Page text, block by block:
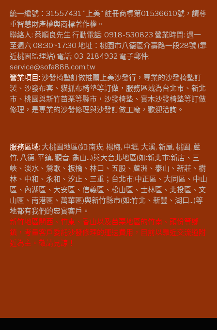
統一編號：31557431 "上美" 註冊商標第01536610號，請尊
重智慧財產權與商標著作權。
聯絡人: 蔡順良先生 行動電話: 0918-530823 營業時間: 週一
至週六 08:30~17:30 地址：桃園市八德區介壽路一段28號 (靠
近桃園監理站) 電話: 03-2184932 電子郵件:
service@sofa888.com.tw
營業項目: 沙發椅墊訂做推薦上美沙發行，專業的沙發椅墊訂
製、沙發布套、貓抓布椅墊等訂做，服務區域為台北市、新北
市、桃園與新竹苗栗等縣市，沙發椅墊、實木沙發椅墊等訂做
修理，是專業的沙發修理與沙發訂做工廠，歡迎洽詢。
服務區域: 大桃園地區(如:南崁, 楊梅, 中壢, 大溪, 新屋, 桃園, 蘆
竹, 八德, 平鎮, 觀音, 龜山...)與大台北地區(如:新北市:新店、三
峽、淡水、鶯歌、板橋、林口、五股、蘆洲、泰山、新莊、樹
林、中和、永和、汐止、三重；台北市:中正區、大同區、中山
區、內湖區、大安區、信義區、松山區、士林區、北投區、文
山區、南港區、萬華區)與新竹縣市(如:竹北、新豐、湖口...)等
地都有我們的忠實客戶。
新竹地區關西、竹東、香山以及苗栗地區的竹南、頭份等鄉
鎮，考量客戶委託沙發修理的運送費用，目前以靠近交流道附
近為主。敬請見諒！